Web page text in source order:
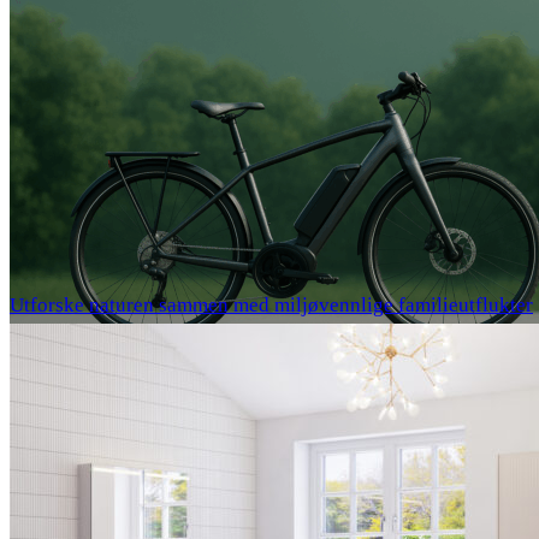
Utforske naturen sammen med miljøvennlige familieutflukter